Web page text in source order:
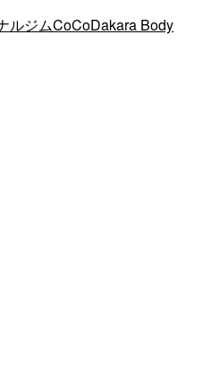
ルジムCoCoDakara Body